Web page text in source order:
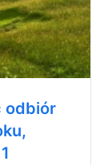
odbiór